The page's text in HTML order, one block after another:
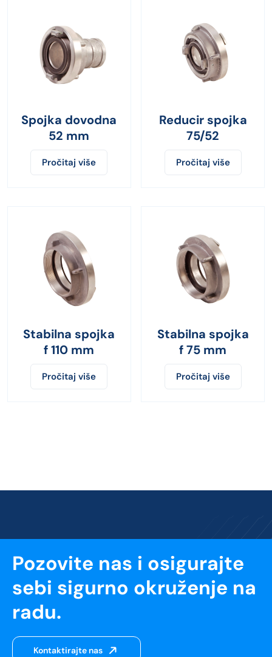
Spojka dovodna
52 mm
Pročitaj više
Reducir spojka
75/52
Pročitaj više
Stabilna spojka
f 110 mm
Pročitaj više
Stabilna spojka
f 75 mm
Pročitaj više
Pozovite nas i osigurajte
sebi sigurno okruženje na
radu.
Kontaktirajte nas